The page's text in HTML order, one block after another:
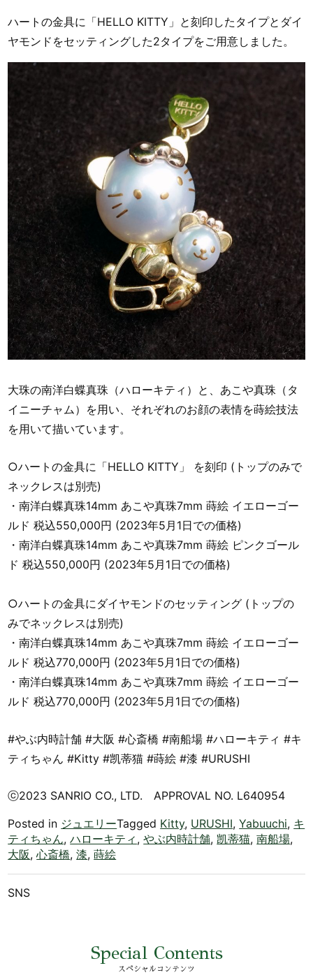
ハートの金具に「HELLO KITTY」と刻印したタイプとダイ
ヤモンドをセッティングした2タイプをご用意しました。
大珠の南洋白蝶真珠（ハローキティ）と、あこや真珠（タ
イニーチャム）を用い、それぞれのお顔の表情を蒔絵技法
を用いて描いています。
○ハートの金具に「HELLO KITTY」 を刻印 (トップのみで
ネックレスは別売)
・南洋白蝶真珠14mm あこや真珠7mm 蒔絵 イエローゴー
ルド 税込550,000円 (2023年5月1日での価格)
・南洋白蝶真珠14mm あこや真珠7mm 蒔絵 ピンクゴール
ド 税込550,000円 (2023年5月1日での価格)
○ハートの金具にダイヤモンドのセッティング (トップの
みでネックレスは別売)
・南洋白蝶真珠14mm あこや真珠7mm 蒔絵 イエローゴー
ルド 税込770,000円 (2023年5月1日での価格)
・南洋白蝶真珠14mm あこや真珠7mm 蒔絵 イエローゴー
ルド 税込770,000円 (2023年5月1日での価格)
#やぶ内時計舗 #大阪 #心斎橋 #南船場 #ハローキティ #キ
ティちゃん #Kitty #凯蒂猫 #蒔絵 #漆 #URUSHI
ⓒ2023 SANRIO CO., LTD. APPROVAL NO. L640954
Posted in ジュエリーTagged Kitty, URUSHI,Yabuuchi, キ
ティちゃん,ハローキティ ,やぶ内時計舗,凯蒂猫,南船場,
大阪,心斎橋,漆,蒔絵
SNS
Special Contents
スペシャルコンテンツ